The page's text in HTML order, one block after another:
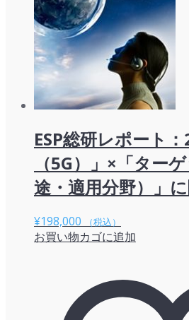
ESP総研レポート
（5G）」×「ター
途・適用分野）」
¥198,000 （税込）
お買い物カゴに追加